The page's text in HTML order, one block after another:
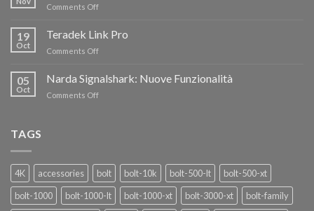
CON
Comments Offon
19
Oct
Teradek Link Pro
Comments Offon
Link
05
Oct
Narda Signalshark: Nuove Funzionalità
Comments Offon
TAGS
4K accessories bolt bolt-10k bolt-500-lt
bolt-500-xt
bolt-1000
bolt-1000-lt bolt-1000-xt bolt-3000-xt
bolt-family